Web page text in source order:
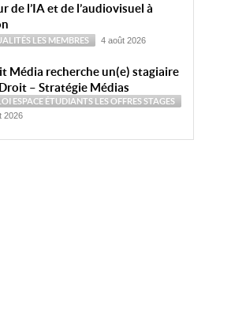
de l’IA et de l’audiovisuel à
LES MEMBRES 4 août 2026
Média recherche un(e) stagiaire
– Stratégie Médias
ESPACE ÉTUDIANTS LES OFFRESSTAGES
2026